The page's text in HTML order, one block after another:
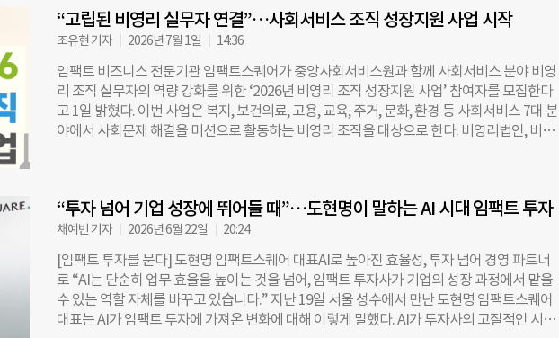
트스퀘어는 이러한 흐름 속에서 ‘스타트업의 솔루션이 지역의 구조적 문제를
지원했으며, 온라인 액셀러레이션과 IR 심사를 거쳐 한국·태국·캄보디아·말레이시아·인도
네시아 5개국 10개 기업이 결선 무대에 올랐다. 결선에 오른 기업들은 기후위기 대응과 순환
경제, 헬스케어, 디지털 포용 등 지속가능발전목표(SDGs)와 맞닿은 다양한 솔루션을 선보였
다. 지역 자원을 활용한 순환경제 모델부터 AI 기반 헬스케어와 디지털 포용 기술, 기후·농업
분야 혁신 기술까지 다양한 접근법이 소개됐다. ◇ 지역에서 흔한 자원, 사회문제 해법 되다
대상(Grand Award)을 차지한 캄보디아의 SUDrain은 현지에서 쉽게 구할 수 있는 코코넛 부
산물을 활용한 바이오필름 기반 폐수 처리 시스템을 선보였다. 버려지는 코코넛 섬유를 핵심
SUDrain 대표는 “개발도상국 주민들이 비용 부담 없이 이용할 수 있는 지속 가능하고 친환경
적인 수질 정화 솔루션을 만들고 싶었다”며 “단순히 폐수 처리 설비를 공급하는 데 그치지 않
고, 오염 폐수 분석부터 맞춤형 시설
“고립된 비영리 실무자 연결”…사회서비스 조직 성장지원 사업 시작
조유현 기자 2026년 7월 1일 14:36
임팩트 비즈니스 전문기관 임팩트스퀘어가 중앙사회서비스원과 함께 사회서비스 분야 비영
리 조직 실무자의 역량 강화를 위한 ‘2026년 비영리 조직 성장지원 사업’ 참여자를 모집한다
고 1일 밝혔다. 이번 사업은 복지, 보건의료, 고용, 교육, 주거, 문화, 환경 등 사회서비스 7대 분
야에서 사회문제 해결을 미션으로 활동하는 비영리 조직을 대상으로 한다. 비영리법인, 비영
조직 간 협업·연계를 돕는 네트워크 프로그램 ‘소셜파트너스클럽’으로 구성된 통합 프로그램
에 참여하게 된다. 두 과정은 참여자의 역량 강화와 상호 교류가 함께 이뤄질 수 있도록 연계
운영된다. W.I.N.G 아카데미는 현장 실무자의 업무 효율성을 높이고 조직의 자생력을 키우는
데 초점을 맞춘 교육 과정이다. ‘AI로 행정 줄이기’를 주제로 생성형 AI 활용법과 업무 전용 챗
봇 제작 실습을 진행하고, ‘데이터로 성과 증명’을 위해 변화이론 기반 성과지표 설계와 임팩
트스퀘어의 사회적 가치 측정 AI 워크숍도 운영한다. 참여자들의 실제 직무 고민을 반영한 맞
춤형 프로그램도 마련된다. 모집 단계에서 홍보·마케팅, 노무·회계, 기부금품법, 모금 전략 등
“투자 넘어 기업 성장에 뛰어들 때”…도현명이 말하는 AI 시대 임팩트 투자
채예빈 기자 2026년 6월 22일 20:24
[임팩트 투자를 묻다] 도현명 임팩트스퀘어 대표AI로 높아진 효율성, 투자 넘어 경영 파트너
로 “AI는 단순히 업무 효율을 높이는 것을 넘어, 임팩트 투자사가 기업의 성장 과정에서 맡을
수 있는 역할 자체를 바꾸고 있습니다.” 지난 19일 서울 성수에서 만난 도현명 임팩트스퀘어
대표는 AI가 임팩트 투자에 가져온 변화에 대해 이렇게 말했다. AI가 투자사의 고질적인 시간